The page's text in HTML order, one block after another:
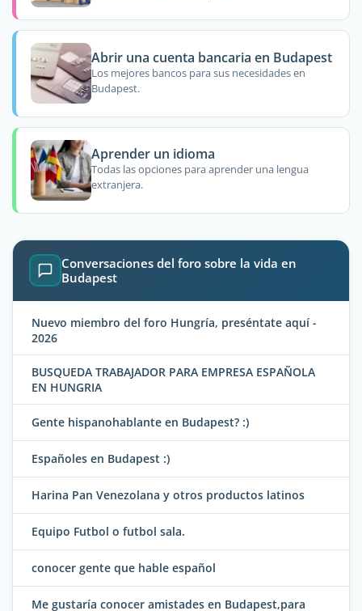
Abrir una cuenta bancaria en Budapest
Los mejores bancos para sus necesidades en
Budapest.
Aprender un idioma
Todas las opciones para aprender una lengua
extranjera.
Conversaciones del foro sobre la vida en
Budapest
Nuevo miembro del foro Hungría, preséntate aquí -
2026
BUSQUEDA TRABAJADOR PARA EMPRESA ESPAÑOLA
EN HUNGRIA
Gente hispanohablante en Budapest? :)
Españoles en Budapest :)
Harina Pan Venezolana y otros productos latinos
Equipo Futbol o futbol sala.
conocer gente que hable español
Me gustaría conocer amistades en Budapest,para